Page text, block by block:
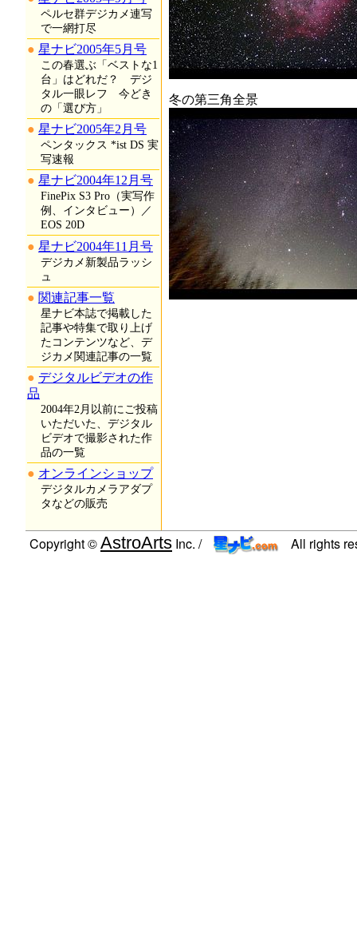
ペルセ群デジカメ連写
で一網打尽
星ナビ2005年5月号
この春選ぶ「ベストな1
台」はどれだ？ デジ
タル一眼レフ 今どき
の「選び方」
星ナビ2005年2月号
ペンタックス *ist DS 実
写速報
星ナビ2004年12月号
FinePix S3 Pro（実写作
例、インタビュー）／
EOS 20D
星ナビ2004年11月号
デジカメ新製品ラッシ
ュ
関連記事一覧
星ナビ本誌で掲載した
記事や特集で取り上げ
たコンテンツなど、デ
ジカメ関連記事の一覧
デジタルビデオの作
品
2004年2月以前にご投稿
いただいた、デジタル
ビデオで撮影された作
品の一覧
オンラインショップ
デジタルカメラアダプ
タなどの販売
冬の第三角全景
Copyright ©AstroArts Inc. / All rights